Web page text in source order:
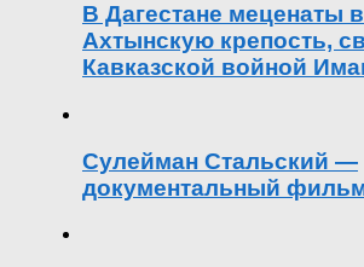
В Дагестане меценаты
Ахтынскую крепость,
Кавказской войной
Сулейман Стальский —
документальный